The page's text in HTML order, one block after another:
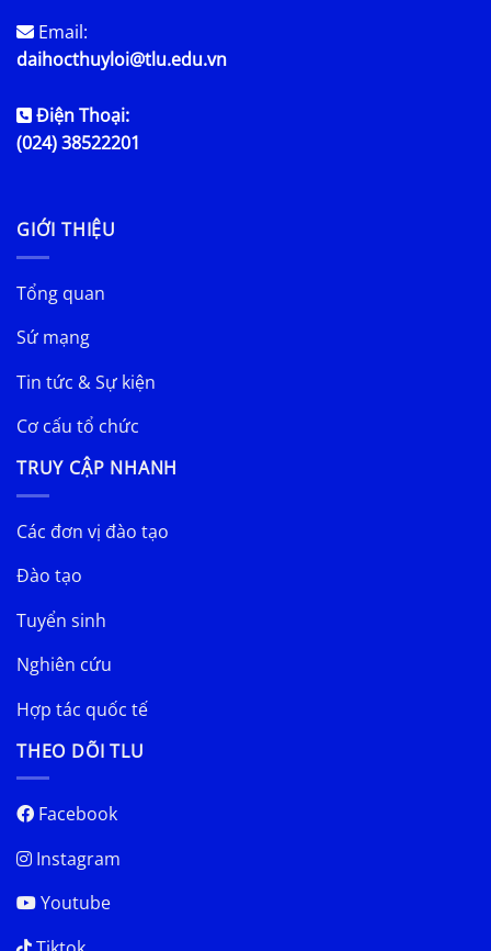
Email:
daihocthuyloi@tlu.edu.vn
Điện Thoại:
(024) 38522201
GIỚI THIỆU
Tổng quan
Sứ mạng
Tin tức & Sự kiện
Cơ cấu tổ chức
TRUY CẬP NHANH
Các đơn vị đào tạo
Đào tạo
Tuyển sinh
Nghiên cứu
Hợp tác quốc tế
THEO DÕI TLU
Facebook
Instagram
Youtube